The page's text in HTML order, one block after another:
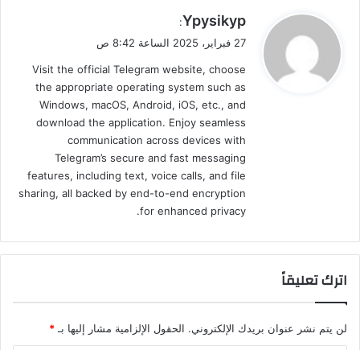
ي
ق
ل
Ypysikyp
:
27 فبراير، 2025 الساعة 8:42 ص
Visit the official Telegram website, choose
the appropriate operating system such as
Windows, macOS, Android, iOS, etc., and
download the application. Enjoy seamless
communication across devices with
Telegram’s secure and fast messaging
features, including text, voice calls, and file
sharing, all backed by end-to-end encryption
for enhanced privacy.
اترك تعليقاً
لن يتم نشر عنوان بريدك الإلكتروني. الحقول الإلزامية مشار إليها بـ*